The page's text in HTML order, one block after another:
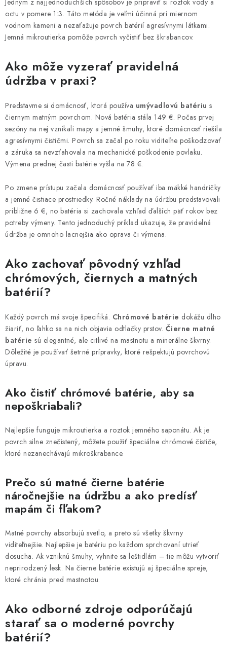
Jedným z najjednoduchších spôsobov je pripraviť si roztok vody a
octu v pomere 1:3. Táto metóda je veľmi účinná pri miernom
vodnom kameni a nezaťažuje povrch batérií agresívnymi látkami.
Jemná mikroutierka pomôže povrch vyčistiť bez škrabancov.
Ako môže vyzerať pravidelná
údržba v praxi?
Predstavme si domácnosť, ktorá používa umývadlovú batériu s
čiernym matným povrchom. Nová batéria stála 149 €. Počas prvej
sezóny na nej vznikali mapy a jemné šmuhy, ktoré domácnosť riešila
agresívnymi čističmi. Povrch sa začal po roku viditeľne poškodzovať
a záruka sa nevzťahovala na mechanické poškodenie povlaku.
Výmena prednej časti batérie vyšla na 78 €.
Po zmene prístupu začala domácnosť používať iba mäkké handričky
a jemné čistiace prostriedky. Ročné náklady na údržbu predstavovali
približne 6 €, no batéria si zachovala vzhľad ďalších päť rokov bez
potreby výmeny. Tento jednoduchý príklad ukazuje, že pravidelná
údržba je omnoho lacnejšia ako oprava či výmena.
Ako zachovať pôvodný vzhľad
chrómových, čiernych a matných
batérií?
Každý povrch má svoje špecifiká. Chrómové batérie dokážu dlho
žiariť, no ľahko sa na nich objavia odtlačky prstov. Čierne matné
batérie sú elegantné, ale citlivé na mastnotu a minerálne škvrny.
Dôležité je používať šetrné prípravky, ktoré rešpektujú povrchovú
úpravu.
Ako čistiť chrómové batérie, aby sa
nepoškriabali?
Najlepšie funguje mikroutierka a roztok jemného saponátu. Ak je
povrch silne znečistený, môžete použiť špeciálne chrómové čističe,
ktoré nezanechávajú mikroškrabance.
Prečo sú matné čierne batérie
náročnejšie na údržbu a ako predísť
mapám či fľakom?
Matné povrchy absorbujú svetlo, a preto sú všetky škvrny
viditeľnejšie. Najlepšie je batériu po každom sprchovaní utrieť
dosucha. Ak vzniknú šmuhy, vyhnite sa leštidlám – tie môžu vytvoriť
neprirodzený lesk. Na čierne batérie existujú aj špeciálne spreje,
ktoré chránia pred mastnotou.
Ako odborné zdroje odporúčajú
starať sa o moderné povrchy
batérií?